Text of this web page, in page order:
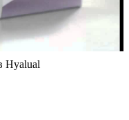
Hyalual